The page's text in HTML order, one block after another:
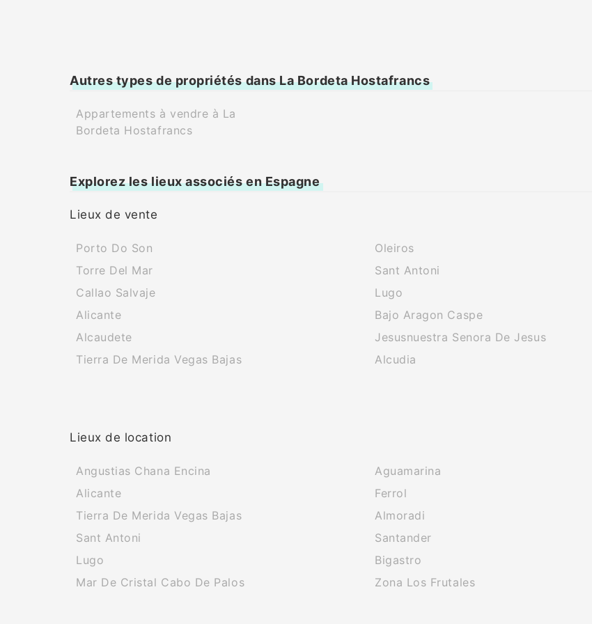
Autres types de propriétés dans La Bordeta Hostafrancs
Appartements à vendre à La
Bordeta Hostafrancs
Explorez les lieux associés en Espagne
Lieux de vente
Porto Do Son
Torre Del Mar
Callao Salvaje
Alicante
Alcaudete
Tierra De Merida Vegas Bajas
Oleiros
Sant Antoni
Lugo
Bajo Aragon Caspe
Jesusnuestra Senora De Jesus
Alcudia
Lieux de location
Angustias Chana Encina
Alicante
Tierra De Merida Vegas Bajas
Sant Antoni
Lugo
Mar De Cristal Cabo De Palos
Aguamarina
Ferrol
Almoradi
Santander
Bigastro
Zona Los Frutales